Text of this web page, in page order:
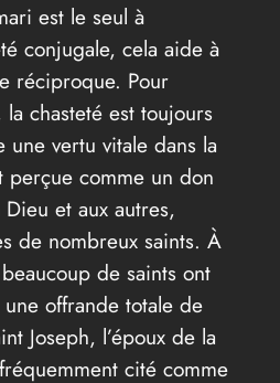
est le seul à
conjugale, cela aide à
réciproque. Pour
la chasteté est toujours
une vertu vitale dans la
perçue comme un don
et aux autres,
de nombreux saints. À
de saints ont
offrande totale de
Joseph, l’époux de la
cité comme